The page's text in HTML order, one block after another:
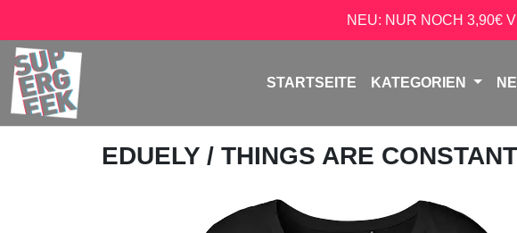
NEU: NUR NOCH 3,90€
STARTSEITE KATEGORIEN
EDUELY / THINGS ARE